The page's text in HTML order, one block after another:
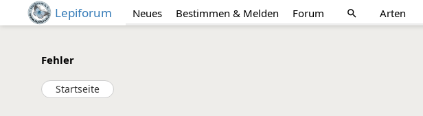
Lepiforum Neues Bestimmen & Melden Forum search Arten
Fehler
Startseite